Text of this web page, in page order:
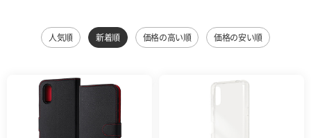
人気順 新着順 価格の高い順 価格の安い順